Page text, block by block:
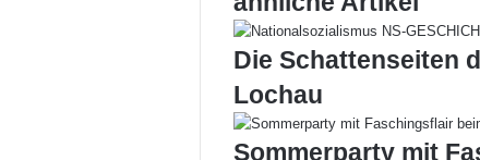
Die Schattenseiten
Lochau
Sommerparty mit